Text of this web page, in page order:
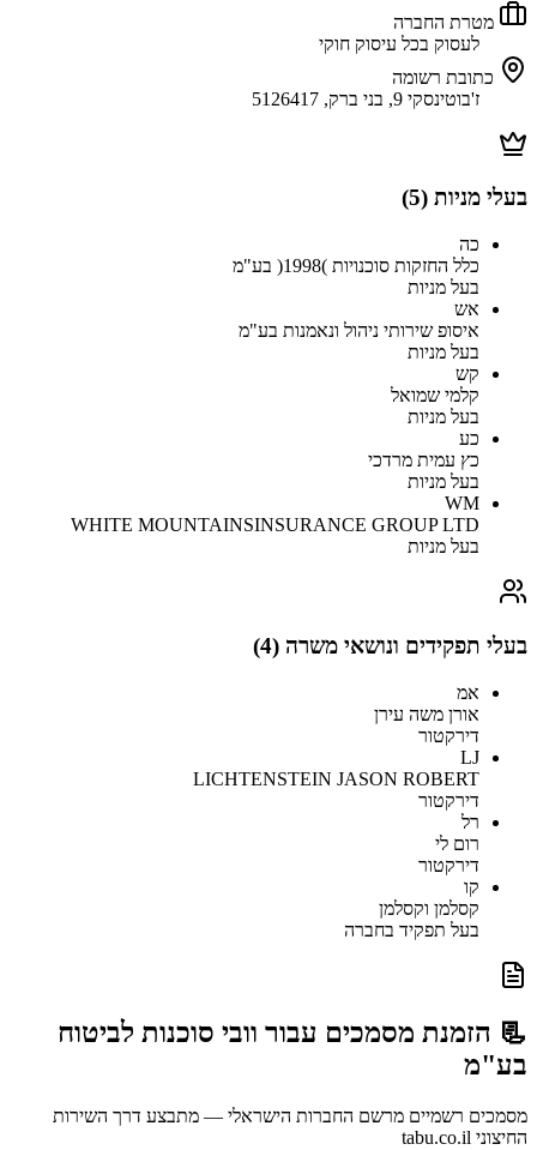
מטרת החברה
לעסוק בכל עיסוק חוקי
כתובת רשומה
ז'בוטינסקי 9, בני ברק, 5126417
בעלי מניות (5
)
כה
כלל החזקות סוכנויות )1998( בע"מ
בעל מניות
אש
איסופ שירותי ניהול ונאמנות בע"מ
בעל מניות
קש
קלמי שמואל
בעל מניות
כע
כץ עמית מרדכי
בעל מניות
WM
WHITE MOUNTAINSINSURANCE GROUP LTD
בעל מניות
בעלי תפקידים ונושאי משרה (4
)
אמ
אורן משה עירן
דירקטור
LJ
LICHTENSTEIN JASON ROBERT
דירקטור
רל
רום לי
דירקטור
קו
קסלמן וקסלמן
בעל תפקיד בחברה
📃 הזמנת מסמכים עבור וובי סוכנות לביטוח
בע"מ
מסמכים רשמיים מרשם החברות הישראלי — מתבצע דרך השירות
החיצוני tabu.co.il